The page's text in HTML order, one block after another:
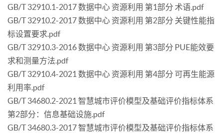
GB/T 32910.1-2017 数据中心 资源利用 第1部分 术语.pdf
GB/T 32910.2-2017 数据中心 资源利用 第2部分 关键性能指
标设置要求.pdf
GB/T 32910.3-2016 数据中心 资源利用 第3部分 PUE能效要
求和测量方法.pdf
GB/T 32910.4-2021 数据中心 资源利用 第4部分 可再生能源
利用率.pdf
GB/T 34680.2-2021 智慧城市评价模型及基础评价指标体系
第2部分：信息基础设施.pdf
GB/T 34680.3-2017 智慧城市评价模型及基础评价指标体系